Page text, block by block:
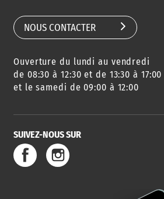
NOUS CONTACTER
Ouverture du lundi au vendredi
de 08:30 à 12:30 et de 13:30 à 17:00
et le samedi de 09:00 à 12:00
SUIVEZ-NOUS SUR